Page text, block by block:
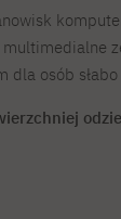
dla osób